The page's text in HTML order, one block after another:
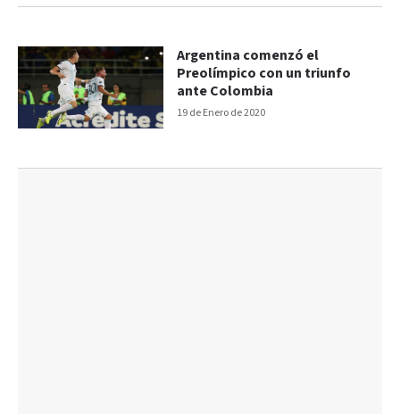
19 de Enero de 2020
Argentina comenzó el
Preolímpico con un triunfo
ante Colombia